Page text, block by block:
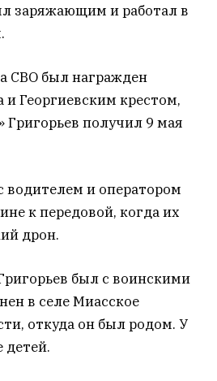
заряжающим и работал в
СВО был награжден
Георгиевским крестом,
Григорьев получил 9 мая
водителем и оператором
к передовой, когда их
дрон.
был с воинскими
в селе Миасское
откуда он был родом. У
детей.